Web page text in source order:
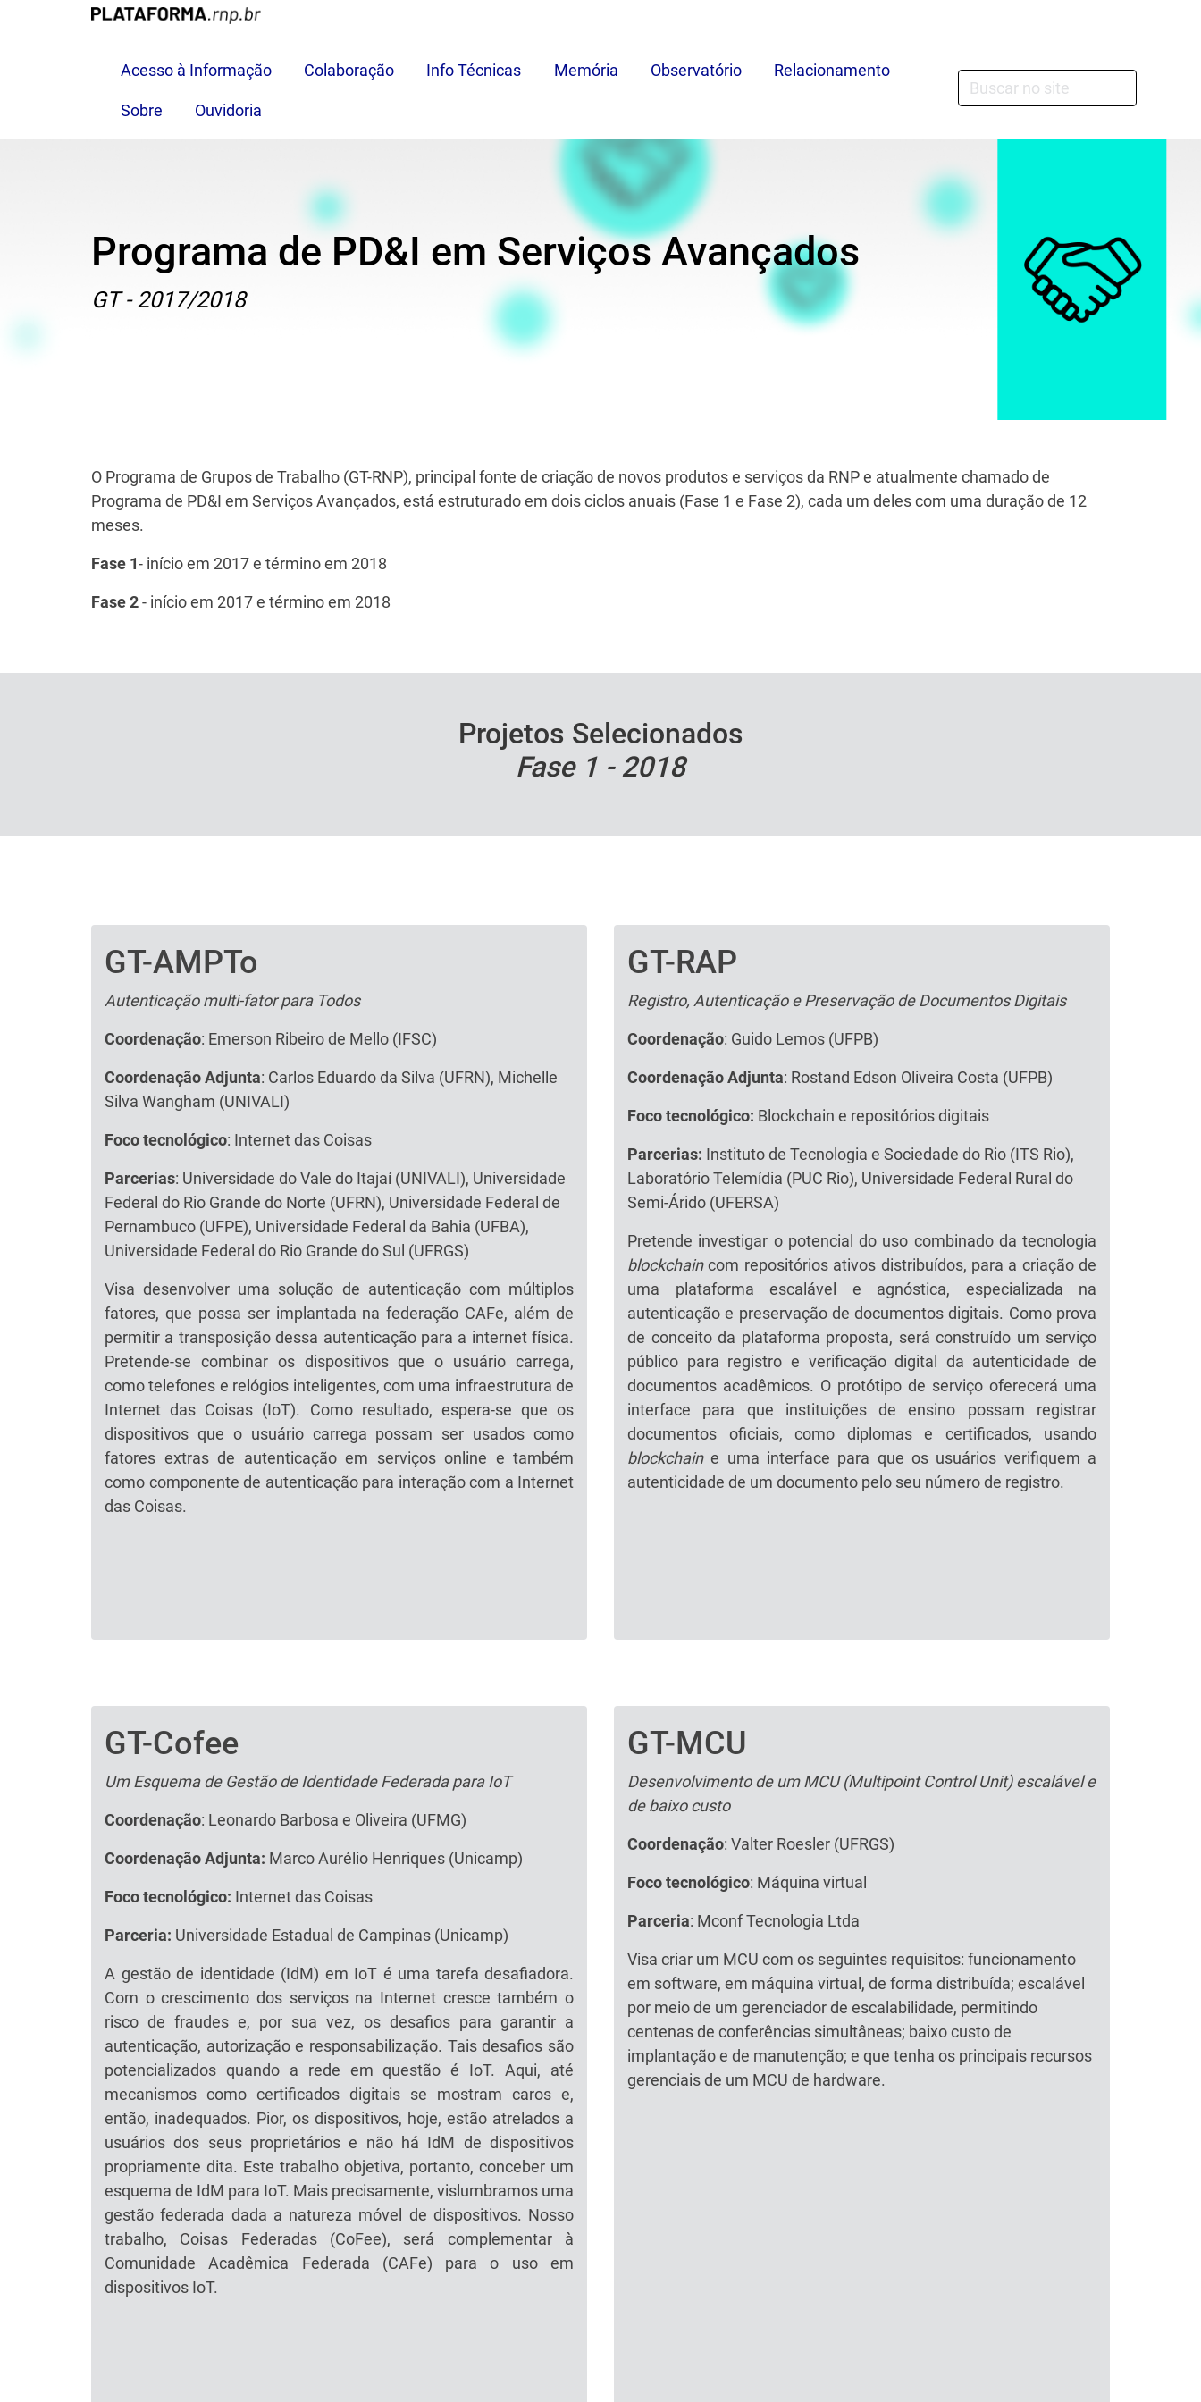
Acesso à Informação Colaboração Info Técnicas Memória Observatório Relacionamento
Sobre Ouvidoria
Texto
Programa de PD&I em Serviços Avançados
GT - 2017/2018
Texto
O Programa de Grupos de Trabalho (GT-RNP), principal fonte de criação de novos produtos e serviços da RNP e atualmente chamado de
Programa de PD&I em Serviços Avançados, está estruturado em dois ciclos anuais (Fase 1 e Fase 2), cada um deles com uma duração de 12
meses.
Fase 1- início em 2017 e término em 2018
Fase 2- início em 2017 e término em 2018
Projetos Selecionados
Fase 1 - 2018
Texto
GT-AMPTo
Autenticação multi-fator para Todos
Coordenação: Emerson Ribeiro de Mello (IFSC)
Coordenação Adjunta: Carlos Eduardo da Silva (UFRN), Michelle
Silva Wangham (UNIVALI)
Foco tecnológico: Internet das Coisas
Parcerias: Universidade do Vale do Itajaí (UNIVALI), Universidade
Federal do Rio Grande do Norte (UFRN), Universidade Federal de
Pernambuco (UFPE), Universidade Federal da Bahia (UFBA),
Universidade Federal do Rio Grande do Sul (UFRGS)
Visa desenvolver uma solução de autenticação com múltiplos
fatores, que possa ser implantada na federação CAFe, além de
permitir a transposição dessa autenticação para a internet física.
Pretende-se combinar os dispositivos que o usuário carrega,
como telefones e relógios inteligentes, com uma infraestrutura de
Internet das Coisas (IoT). Como resultado, espera-se que os
dispositivos que o usuário carrega possam ser usados como
fatores extras de autenticação em serviços online e também
como componente de autenticação para interação com a Internet
das Coisas.
Texto
GT-RAP
Registro, Autenticação e Preservação de Documentos Digitais
Coordenação: Guido Lemos (UFPB)
Coordenação Adjunta: Rostand Edson Oliveira Costa (UFPB)
Foco tecnológico: Blockchain e repositórios digitais
Parcerias: Instituto de Tecnologia e Sociedade do Rio (ITS Rio),
Laboratório Telemídia (PUC Rio), Universidade Federal Rural do
Semi-Árido (UFERSA)
Pretende investigar o potencial do uso combinado da tecnologia
blockchaincom repositórios ativos distribuídos, para a criação de
uma plataforma escalável e agnóstica, especializada na
autenticação e preservação de documentos digitais. Como prova
de conceito da plataforma proposta, será construído um serviço
público para registro e verificação digital da autenticidade de
documentos acadêmicos. O protótipo de serviço oferecerá uma
interface para que instituições de ensino possam registrar
documentos oficiais, como diplomas e certificados, usando
blockchaine uma interface para que os usuários verifiquem a
autenticidade de um documento pelo seu número de registro.
Texto
GT-Cofee
Um Esquema de Gestão de Identidade Federada para IoT
Coordenação: Leonardo Barbosa e Oliveira (UFMG)
Coordenação Adjunta: Marco Aurélio Henriques (Unicamp)
Foco tecnológico: Internet das Coisas
Parceria: Universidade Estadual de Campinas (Unicamp)
A gestão de identidade (IdM) em IoT é uma tarefa desafiadora.
Com o crescimento dos serviços na Internet cresce também o
risco de fraudes e, por sua vez, os desafios para garantir a
autenticação, autorização e responsabilização. Tais desafios são
potencializados quando a rede em questão é IoT. Aqui, até
mecanismos como certificados digitais se mostram caros e,
então, inadequados. Pior, os dispositivos, hoje, estão atrelados a
usuários dos seus proprietários e não há IdM de dispositivos
propriamente dita. Este trabalho objetiva, portanto, conceber um
esquema de IdM para IoT. Mais precisamente, vislumbramos uma
gestão federada dada a natureza móvel de dispositivos. Nosso
trabalho, Coisas Federadas (CoFee), será complementar à
Comunidade Acadêmica Federada (CAFe) para o uso em
dispositivos IoT.
Texto
GT-MCU
Desenvolvimento de um MCU (Multipoint Control Unit) escalável e
de baixo custo
Coordenação: Valter Roesler (UFRGS)
Foco tecnológico: Máquina virtual
Parceria: Mconf Tecnologia Ltda
Visa criar um MCU com os seguintes requisitos: funcionamento
em software, em máquina virtual, de forma distribuída; escalável
por meio de um gerenciador de escalabilidade, permitindo
centenas de conferências simultâneas; baixo custo de
implantação e de manutenção; e que tenha os principais recursos
gerenciais de um MCU de hardware.